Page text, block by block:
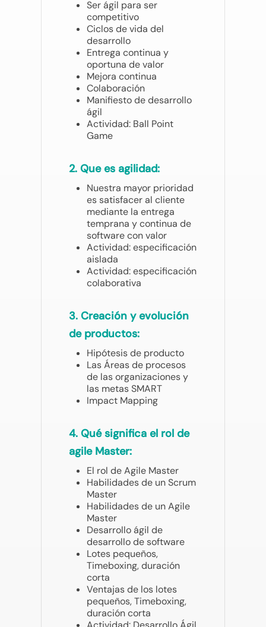
Ser ágil para ser
competitivo
Ciclos de vida del
desarrollo
Entrega continua y
oportuna de valor
Mejora continua
Colaboración
Manifiesto de desarrollo
ágil
Actividad: Ball Point
Game
2. Que es agilidad:
Nuestra mayor prioridad
es satisfacer al cliente
mediante la entrega
temprana y continua de
software con valor
Actividad: especificación
aislada
Actividad: especificación
colaborativa
3. Creación y evolución
de productos:
Hipótesis de producto
Las Áreas de procesos
de las organizaciones y
las metas SMART
Impact Mapping
4. Qué significa el rol de
agile Master:
El rol de Agile Master
Habilidades de un Scrum
Master
Habilidades de un Agile
Master
Desarrollo ágil de
desarrollo de software
Lotes pequeños,
Timeboxing, duración
corta
Ventajas de los lotes
pequeños, Timeboxing,
duración corta